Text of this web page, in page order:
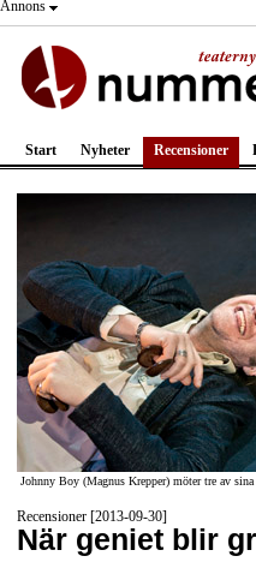
Annons
Start Nyheter Recensioner
Johnny Boy (Magnus Krepper) möter tre av
Recensioner [2013-09-30]
När geniet blir